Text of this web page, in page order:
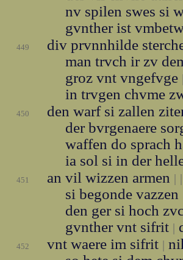
nv spilen swes si
gvnther ist
449
div prvnnhilde
man trvch ir zv
groz vnt vngefvge
in trvgen chvme
450
den warf si zallen
der bvrgenaere
waffen do sprach
ia sol si in der
451 an vil wizzen armen | |
si begonde vazzen
den ger si hoch
gvnther vnt sifrit |
452 vnt waere im sifrit |